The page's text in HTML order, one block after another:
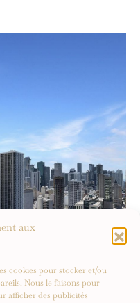
aux
cookies pour stocker et/ou
Nous le faisons pour
afficher des publicités